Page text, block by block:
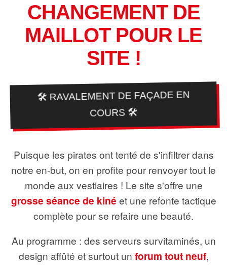
CHANGEMENT DE
MAILLOT POUR LE
SITE !
🛠️ RAVALEMENT DE FAÇADE EN
COURS 🛠️
Puisque les pirates ont tenté de s'infiltrer dans
notre en-but, on en profite pour renvoyer tout le
monde aux vestiaires ! Le site s'offre une
grosse séance de kiné et une refonte tactique
complète pour se refaire une beauté.
Au programme : des serveurs survitaminés, un
design affûté et surtout un forum tout neuf,